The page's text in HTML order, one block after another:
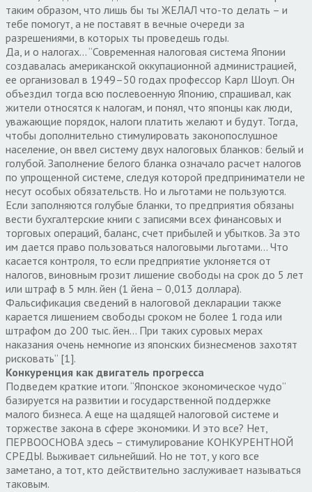
таким образом, что лишь бы ты ЖЕЛАЛ что-то делать – и
тебе помогут, а не поставят в вечные очереди за
разрешениями, в которых ты проведешь годы.
Да, и о налогах… “Современная налоговая система Японии
создавалась американской оккупационной администрацией,
ее организовал в 1949–50 годах профессор Карл Шоуп. Он
объездил тогда всю послевоенную Японию, спрашивал, как
жители относятся к налогам, и понял, что японцы как люди,
уважающие порядок, налоги платить желают и будут. Тогда,
чтобы дополнительно стимулировать законопослушное
население, он ввел систему двух налоговых бланков: белый и
голубой. Заполнение белого бланка означало расчет налогов
по упрощенной системе, следуя которой предприниматели не
несут особых обязательств. Но и льготами не пользуются.
Если заполняются голубые бланки, то предприятия обязаны
вести бухгалтерские книги с записями всех финансовых и
торговых операций, баланс, счет прибылей и убытков. За это
им дается право пользоваться налоговыми льготами… Что
касается контроля, то если предприятие уклоняется от
налогов, виновным грозит лишение свободы на срок до 5 лет
или штраф в 5 млн. йен (1 йена – 0,013 доллара).
Фальсификация сведений в налоговой декларации также
карается лишением свободы сроком не более 1 года или
штрафом до 200 тыс. йен… При таких суровых мерах
наказания очень немногие из японских бизнесменов захотят
рисковать” [1].
Конкуренция как двигатель прогресса
Подведем краткие итоги. “Японское экономическое чудо”
базируется на развитии и государственной поддержке
малого бизнеса. А еще на щадящей налоговой системе и
торжестве закона в сфере экономики. И это все? Нет,
ПЕРВООСНОВА здесь – стимулирование КОНКУРЕНТНОЙ
СРЕДЫ. Выживает сильнейший. Но не тот, у кого все
заметано, а тот, кто действительно заслуживает называться
таковым.